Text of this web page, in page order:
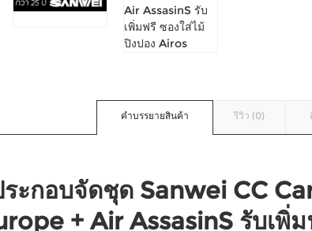
คำบรรยายสินค้า รีวิว (0)
ะกอบจัดชุด Sanwei CC
+ Air AssasinS รับเพิ่ม